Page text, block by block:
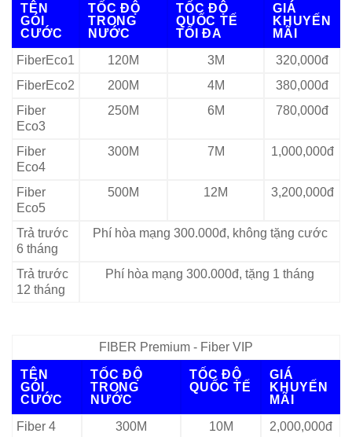
TÊN
GÓI
CƯỚC
TỐC ĐỘ
TRONG
NƯỚC
TỐC ĐỘ
QUỐC TẾ
TỐI ĐA
GIÁ
KHUYẾN
MÃI
FiberEco1
120M 3M
320,000đ
FiberEco2
200M 4M
380,000đ
Fiber
Eco3
250M 6M 780,000đ
Fiber
Eco4
300M 7M 1,000,000đ
Fiber
Eco5
500M 12M 3,200,000đ
Trả trước
6 tháng
Phí hòa mạng 300.000đ, không tặng cước
Trả trước
12 tháng
Phí hòa mạng 300.000đ, tặng 1 tháng
FIBER Premium - Fiber VIP
TÊN
GÓI
CƯỚC
TỐC ĐỘ
TRONG
NƯỚC
TỐC ĐỘ
QUỐC TẾ
GIÁ
KHUYẾN
MÃI
Fiber 4
300M 10M
2,000,000đ